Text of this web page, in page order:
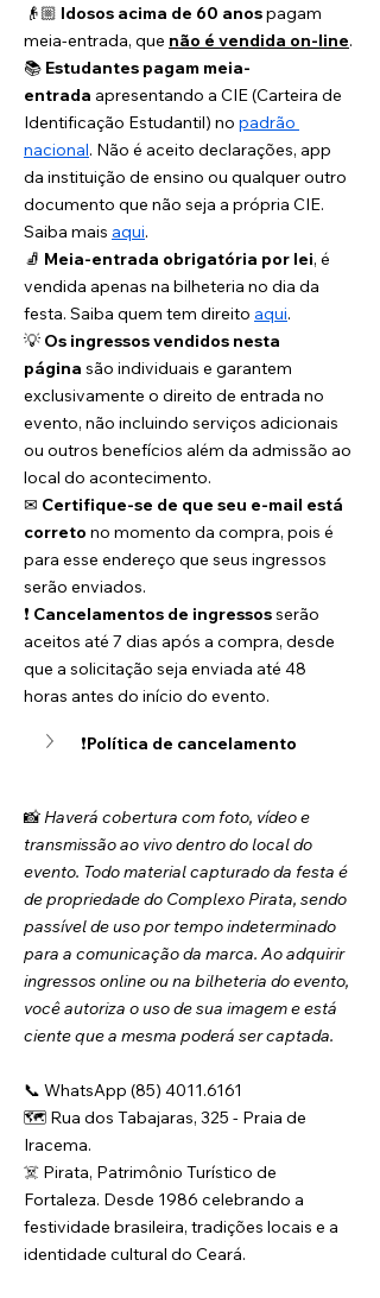
👴🏼 Idosos acima de 60 anos pagam
meia-entrada, que não é vendida on-line.
📚 Estudantes pagam meia-
entrada apresentando a CIE (Carteira de
Identificação Estudantil) no padrão
nacional. Não é aceito declarações, app
da instituição de ensino ou qualquer outro
documento que não seja a própria CIE.
Saiba mais aqui.
🧦 Meia-entrada obrigatória por lei, é
vendida apenas na bilheteria no dia da
festa. Saiba quem tem direito aqui.
💡 Os ingressos vendidos nesta
página são individuais e garantem
exclusivamente o direito de entrada no
evento, não incluindo serviços adicionais
ou outros benefícios além da admissão ao
local do acontecimento.
✉ Certifique-se de que seu e-mail está
correto no momento da compra, pois é
para esse endereço que seus ingressos
serão enviados.
❗ Cancelamentos de ingressos serão
aceitos até 7 dias após a compra, desde
que a solicitação seja enviada até 48
horas antes do início do evento.
❗Política de cancelamento
📸 Haverá cobertura com foto, vídeo e
transmissão ao vivo dentro do local do
evento. Todo material capturado da festa é
de propriedade do Complexo Pirata, sendo
passível de uso por tempo indeterminado
para a comunicação da marca. Ao adquirir
ingressos online ou na bilheteria do evento,
você autoriza o uso de sua imagem e está
ciente que a mesma poderá ser captada.
📞 WhatsApp (85) 4011.6161
🗺️ Rua dos Tabajaras, 325 - Praia de
Iracema.
☠️ Pirata, Patrimônio Turístico de
Fortaleza. Desde 1986 celebrando a
festividade brasileira, tradições locais e a
identidade cultural do Ceará.